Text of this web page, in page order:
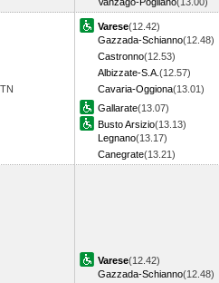
TN
Varese(12.42)
Gazzada-Schianno(12.48)
Castronno(12.53)
Albizzate-S.A. (12.57)
Cavaria-Oggiona(13.01)
Gallarate(13.07)
Busto Arsizio(13.13)
Legnano(13.17)
Canegrate(13.21)
Varese(12.42)
Gazzada-Schianno(12.48)